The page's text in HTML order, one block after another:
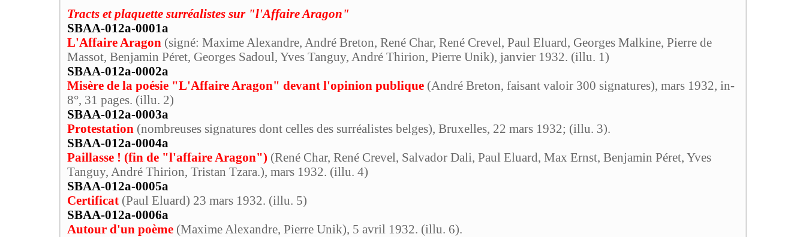
Tracts et plaquette surréalistes sur "l'Affaire Aragon"
SBAA-012a-0001a
L'Affaire Aragon (signé: Maxime Alexandre, André Breton, René Char, René Crevel, Paul Eluard, Georges Malkine, Pierre de
Massot, Benjamin Péret, Georges Sadoul, Yves Tanguy, André Thirion, Pierre Unik), janvier 1932. (illu. 1)
SBAA-012a-0002a
Misère de la poésie "L'Affaire Aragon" devant l'opinion publique (André Breton, faisant valoir 300 signatures), mars 1932, in-
8°, 31 pages. (illu. 2)
SBAA-012a-0003a
Protestation (nombreuses signatures dont celles des surréalistes belges), Bruxelles, 22 mars 1932; (illu. 3).
SBAA-012a-0004a
Paillasse ! (fin de "l'affaire Aragon") (René Char, René Crevel, Salvador Dali, Paul Eluard, Max Ernst, Benjamin Péret, Yves
Tanguy, André Thirion, Tristan Tzara.), mars 1932. (illu. 4)
SBAA-012a-0005a
Certificat (Paul Eluard) 23 mars 1932. (illu. 5)
SBAA-012a-0006a
Autour d'un poème (Maxime Alexandre, Pierre Unik), 5 avril 1932. (illu. 6).